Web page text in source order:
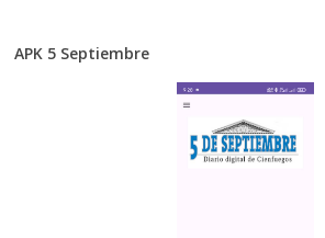
APK 5 Septiembre